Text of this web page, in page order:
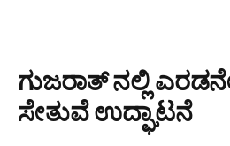
ಗುಜರಾತ್ ನಲ್ಲಿ
ಸೇತುವೆ ಉದ್ಘಾಟನೆ